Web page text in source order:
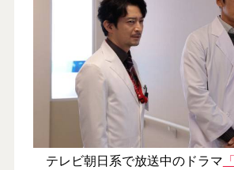
テレビ朝日系で放送中のドラマ